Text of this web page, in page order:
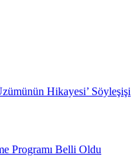
Hikayesi’ Söyleşişi
Programı Belli Oldu